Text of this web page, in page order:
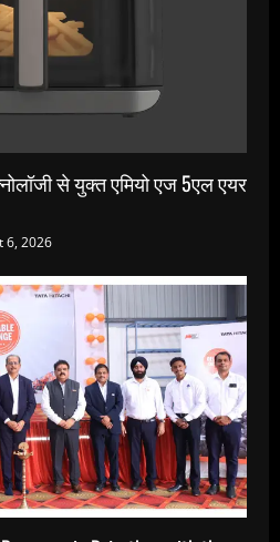
से युक्त एमियो एज 5एल एयर
6, 2026